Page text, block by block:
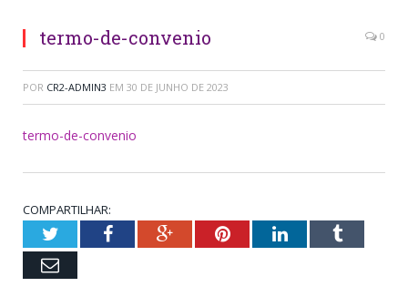
termo-de-convenio 0
POR CR2-ADMIN3 EM 30 DE JUNHO DE 2023
termo-de-convenio
COMPARTILHAR:
TwitterFacebookGoogle+PinterestLinkedInTumblr
Email